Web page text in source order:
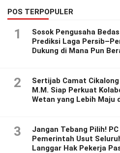
POS TERPOPULER
1
Sosok Pengusaha
Prediksi Laga
Dukung di Mana Pun
2
Sertijab Camat Cikalong
M.M. Siap Perkuat
Wetan yang Lebih Maju
3
Jangan Tebang Pilih! PC
Pemerintah Usut
Langgar Hak Pekerja